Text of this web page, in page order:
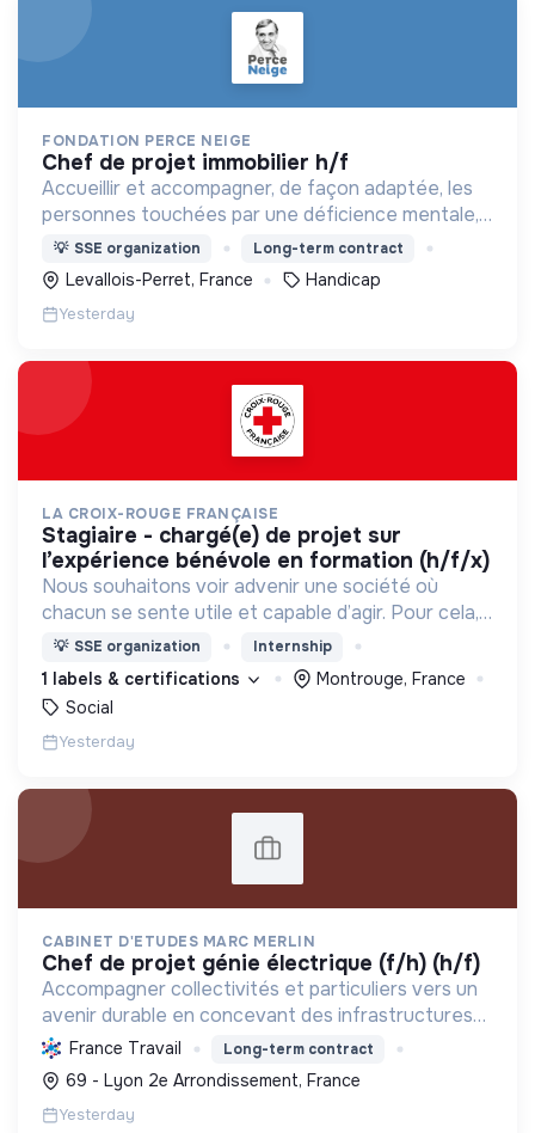
FONDATION PERCE NEIGE
chef de projet immobilier h/f
Accueillir et accompagner, de façon adaptée, les
personnes touchées par une déficience mentale,
un handicap physique ou psychique
💡 SSE organization Long-term contract
Levallois-Perret, France Handicap
Yesterday
LA CROIX-ROUGE FRANÇAISE
stagiaire - chargé(e) de projet sur
l’expérience bénévole en formation (h/f/x)
Nous souhaitons voir advenir une société où
chacun se sente utile et capable d’agir. Pour cela,
nous proposons des moyens et des lieux
d’engagement innovants et adaptés à tous.
💡 SSE organization Internship
1 labels & certifications
Montrouge, France
Social
Yesterday
CABINET D'ETUDES MARC MERLIN
chef de projet génie électrique (f/h) (h/f)
Accompagner collectivités et particuliers vers un
avenir durable en concevant des infrastructures
et solutions innovantes pour l'eau, l'énergie, les
déchets et l'aménagement, propulsant la
transition ...
France Travail Long-term contract
69 - Lyon 2e Arrondissement, France
Yesterday